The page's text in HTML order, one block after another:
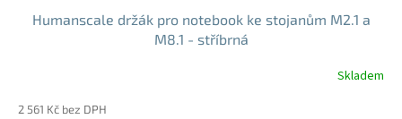
Humanscale držák pro notebook ke stojanům M2.1 a
M8.1 - stříbrná
Skladem
2 561 Kč bez DPH